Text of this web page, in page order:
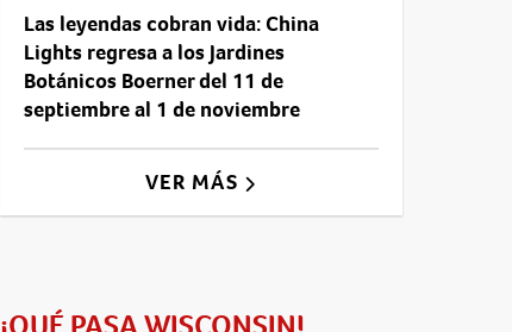
Las leyendas cobran vida: China
Lights regresa a los Jardines
Botánicos Boerner del 11 de
septiembre al 1 de noviembre
VER MÁS